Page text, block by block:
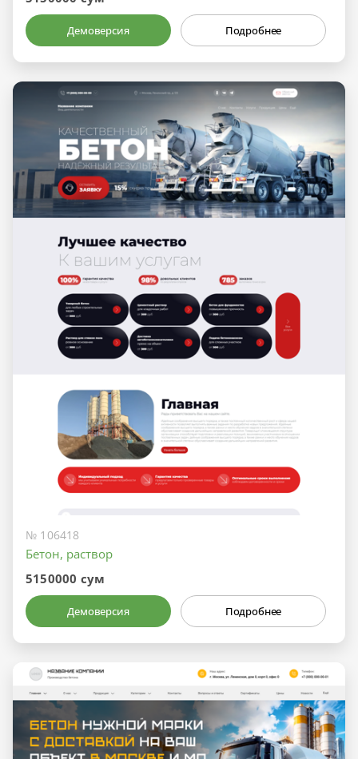
Демоверсия Подробнее
№ 106418
Бетон, раствор
5150000 сум
Демоверсия Подробнее